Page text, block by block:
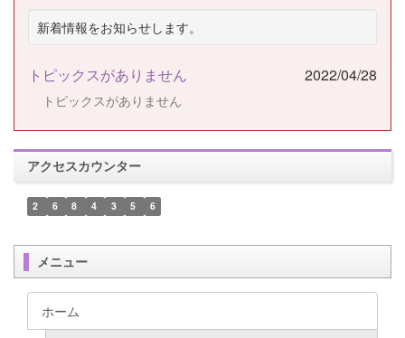
新着情報をお知らせします。
トピックスがありません 2022/04/28
トピックスがありません
アクセスカウンター
2 6 8 4 3 5 6
メニュー
ホーム